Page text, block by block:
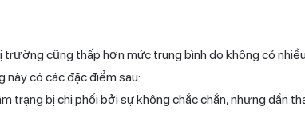
trường cũng thấp hơn mức trung bình do không có
có các đặc điểm sau:
trạng bị chi phối bởi sự không chắc chắn, nhưng dần